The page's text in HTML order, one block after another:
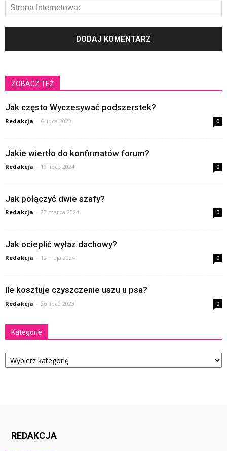
ZOBACZ TEŻ
Jak często Wyczesywać podszerstek?
Redakcja - 6 lipca 2023 0
Jakie wiertło do konfirmatów forum?
Redakcja - 19 lipca 2024 0
Jak połączyć dwie szafy?
Redakcja - 22 marca 2024 0
Jak ocieplić wyłaz dachowy?
Redakcja - 12 maja 2024 0
Ile kosztuje czyszczenie uszu u psa?
Redakcja - 26 lipca 2023 0
Kategorie
Kategorie
REDAKCJA